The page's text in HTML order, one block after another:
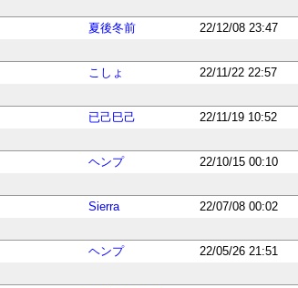
夏後冬前 22/12/08 23:47
こしょ 22/11/22 22:57
已己巳己 22/11/19 10:52
ヘンプ 22/10/15 00:10
Sierra 22/07/08 00:02
ヘンプ 22/05/26 21:51